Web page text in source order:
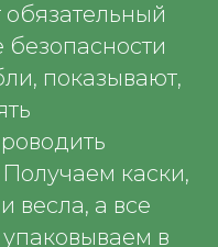
обязательный
безопасности
показывают,
каски,
весла, а все
в